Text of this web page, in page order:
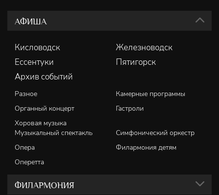
АФИША
Кисловодск
Железноводск
Ессентуки
Пятигорск
Архив событий
Разное
Камерные программы
Органный концерт
Гастроли
Хоровая музыка
Музыкальный спектакль
Симфонический оркестр
Опера
Филармония детям
Оперетта
ФИЛАРМОНИЯ